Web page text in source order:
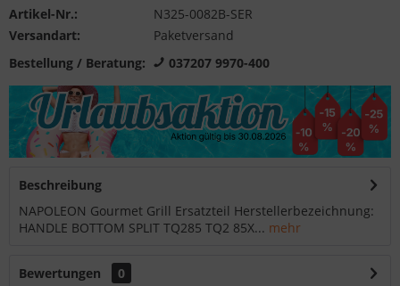
Artikel-Nr.:
N325-0082B-SER
Versandart:
Paketversand
Bestellung / Beratung:
037207 9970-400
Beschreibung
NAPOLEON Gourmet Grill Ersatzteil Herstellerbezeichnung:
HANDLE BOTTOM SPLIT TQ285 TQ2 85X... mehr
Bewertungen
0